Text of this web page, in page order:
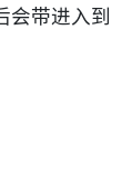
会带进入到